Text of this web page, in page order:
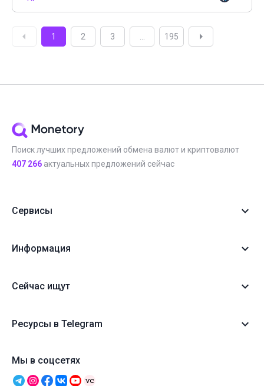
1 2 3 195
Поиск лучших предложений обмена валют и криптовалют
407 266 актуальных предложений сейчас
Сервисы
Информация
Сейчас ищут
Ресурсы в Telegram
Мы в соцсетях